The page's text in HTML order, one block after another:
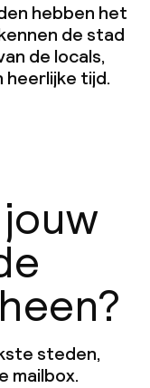
hebben het
de stad
de locals,
heerlijke tijd.
steden,
mailbox.